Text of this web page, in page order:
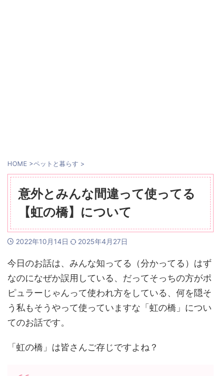
HOME >ペットと暮らす >
意外とみんな間違って使ってる
【虹の橋】について
2022年10月14日 2025年4月27日
今日のお話は、みんな知ってる（分かってる）はず
なのになぜか誤用している、だってそっちの方がポ
ピュラーじゃんって使われ方をしている、何を隠そ
う私もそうやって使っていますな「虹の橋」につい
てのお話です。
「虹の橋」は皆さんご存じですよね？